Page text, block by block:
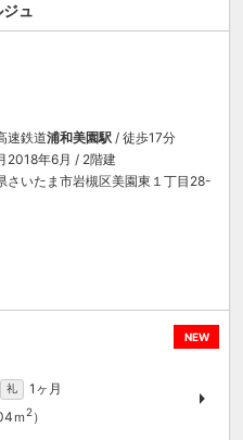
ュ
速鉄道浦和美園駅 / 徒歩17分
2018年6月 / 2階建
さいたま市岩槻区美園東１丁目28-
NEW
礼
1ヶ月
ｍ 2）